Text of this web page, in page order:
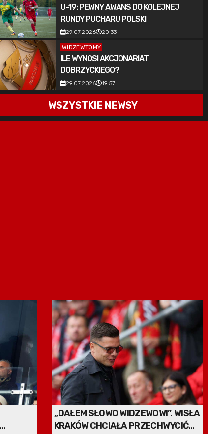
U-19: PEWNY AWANS DO KOLEJNEJ
RUNDY PUCHARU POLSKI
29.07.2026 20:33
WIDZEWTOMY
ILE WYNOSI AKCJONARIAT
DOBRZYCKIEGO?
29.07.2026 19:57
WSZYSTKIE NEWSY
„DAŁEM SŁOWO WIDZEWOWI”. WISŁA
KRAKÓW CHCIAŁA PRZECHWYCIĆ